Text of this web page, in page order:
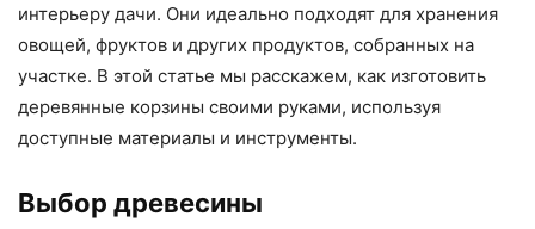
интерьеру дачи. Они идеально подходят для хранения
овощей, фруктов и других продуктов, собранных на
участке. В этой статье мы расскажем, как изготовить
деревянные корзины своими руками, используя
доступные материалы и инструменты.
Выбор древесины